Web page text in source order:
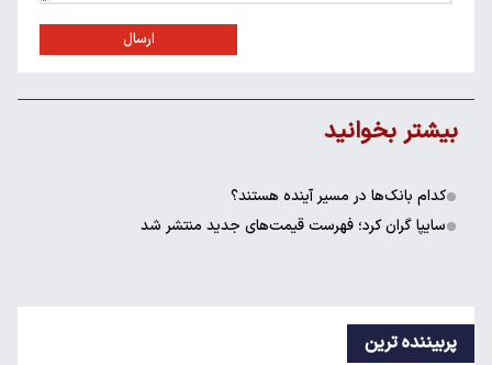
ارسال
بیشتر بخوانید
کدام بانک‌ها در مسیر آینده هستند؟
سایپا گران کرد؛ فهرست قیمت‌های جدید منتشر شد
پربیننده ترین